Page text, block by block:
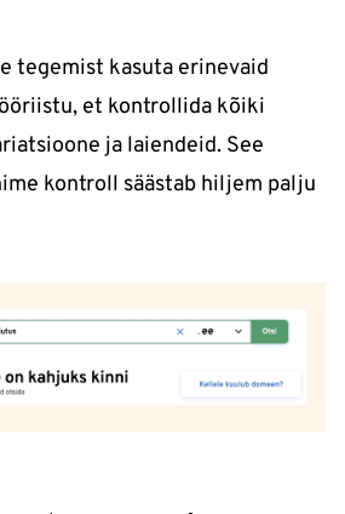
tegemist kasuta erinevaid
et kontrollida kõiki
ja laiendeid. See
kontroll säästab hiljem palju